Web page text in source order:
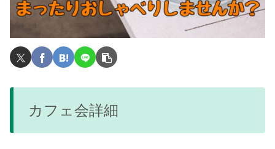
カフェ会詳細